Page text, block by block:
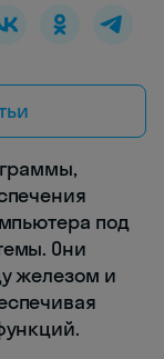
под
Они
железом и